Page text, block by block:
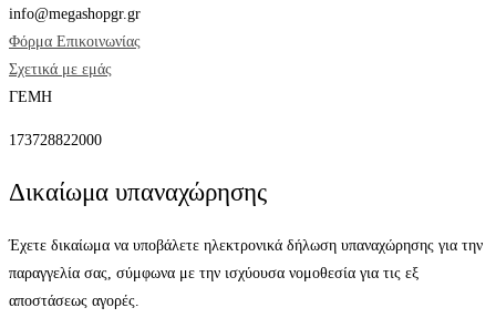
info@megashopgr.gr
Φόρμα Επικοινωνίας
Σχετικά με εμάς
ΓΕΜΗ
173728822000
Δικαίωμα υπαναχώρησης
Έχετε δικαίωμα να υποβάλετε ηλεκτρονικά δήλωση υπαναχώρησης για την
παραγγελία σας, σύμφωνα με την ισχύουσα νομοθεσία για τις εξ
αποστάσεως αγορές.